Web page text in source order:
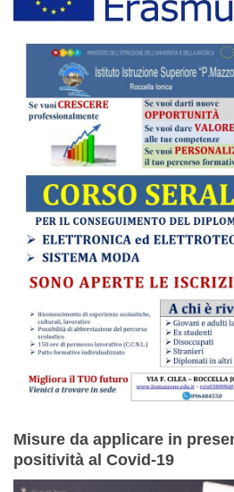
Misure da applicare in
positività al Covid-19